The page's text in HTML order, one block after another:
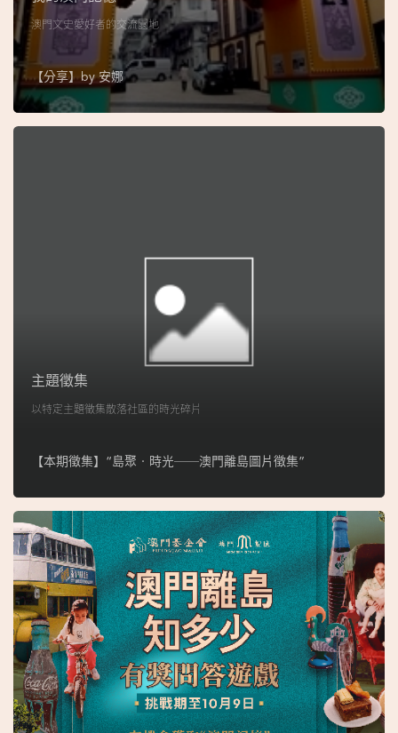
古
地
圖
媽
澳門文史愛好者的交流園地
【分享】by安娜
主題徵集
以特定主題徵集散落社區的時光碎片
【本期徵集】“島聚‧時光──澳門離島圖片徵集”